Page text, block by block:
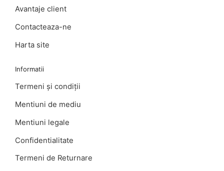
Avantaje client
Contacteaza-ne
Harta site
Informatii
Termeni şi condiţii
Mentiuni de mediu
Mentiuni legale
Confidentialitate
Termeni de Returnare